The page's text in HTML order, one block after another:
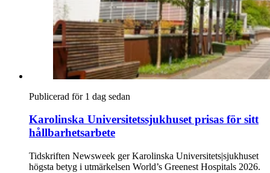
Publicerad för 1 dag sedan
Karolinska Universitetssjukhuset prisas för sitt
hållbarhetsarbete
Tidskriften Newsweek ger Karolinska Universitets|sjukhuset
högsta betyg i utmärkelsen World’s Greenest Hospitals 2026.